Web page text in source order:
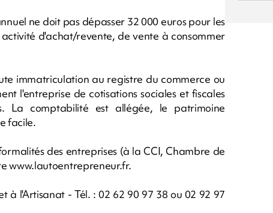
ne doit pas dépasser 32 000 euros pour les
d'achat/revente, de vente à consommer
immatriculation au registre du commerce ou
l'entreprise de cotisations sociales et fiscales
La comptabilité est allégée, le patrimoine
facile.
des entreprises (à la CCI, Chambre de
www.lautoentrepreneur.fr.
l'Artisanat - Tél. : 02 62 90 97 38 ou 02 92 97